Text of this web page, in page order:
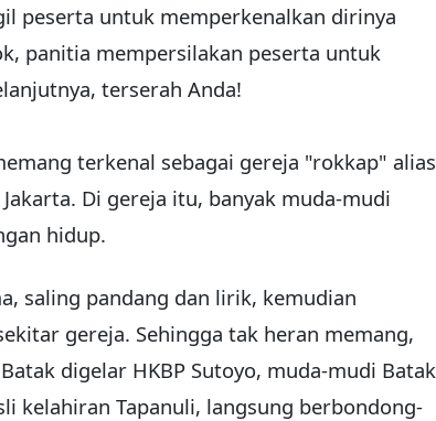
peserta untuk memperkenalkan dirinya
panitia mempersilakan peserta untuk
terserah Anda!
terkenal sebagai gereja "rokkap" alias
Di gereja itu, banyak muda-mudi
hidup.
saling pandang dan lirik, kemudian
gereja. Sehingga tak heran memang,
digelar HKBP Sutoyo, muda-mudi Batak
kelahiran Tapanuli, langsung berbondong-